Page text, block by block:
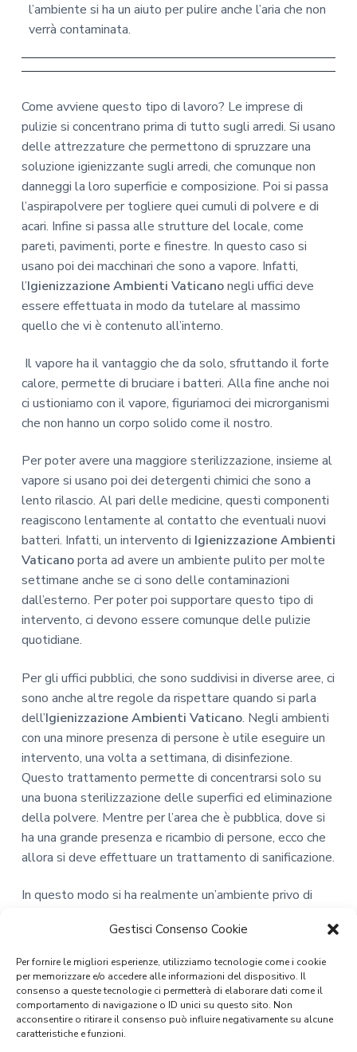
Gestisci Consenso Cookie
Per fornire le migliori esperienze, utilizziamo tecnologie come i cookie
per memorizzare e/o accedere alle informazioni del dispositivo. Il
consenso a queste tecnologie ci permetterà di elaborare dati come il
comportamento di navigazione o ID unici su questo sito. Non
acconsentire o ritirare il consenso può influire negativamente su alcune
caratteristiche e funzioni.
l’ambiente si ha un aiuto per pulire anche l’aria che non
verrà contaminata.
Come avviene questo tipo di lavoro? Le imprese di
pulizie si concentrano prima di tutto sugli arredi. Si usano
delle attrezzature che permettono di spruzzare una
soluzione igienizzante sugli arredi, che comunque non
danneggi la loro superficie e composizione. Poi si passa
l’aspirapolvere per togliere quei cumuli di polvere e di
acari. Infine si passa alle strutture del locale, come
pareti, pavimenti, porte e finestre. In questo caso si
usano poi dei macchinari che sono a vapore. Infatti,
l’Igienizzazione Ambienti Vaticanonegli uffici deve
essere effettuata in modo da tutelare al massimo
quello che vi è contenuto all’interno.
Il vapore ha il vantaggio che da solo, sfruttando il forte
calore, permette di bruciare i batteri. Alla fine anche noi
ci ustioniamo con il vapore, figuriamoci dei microrganismi
che non hanno un corpo solido come il nostro.
Per poter avere una maggiore sterilizzazione, insieme al
vapore si usano poi dei detergenti chimici che sono a
lento rilascio. Al pari delle medicine, questi componenti
reagiscono lentamente al contatto che eventuali nuovi
batteri. Infatti, un intervento di Igienizzazione Ambienti
Vaticanoporta ad avere un ambiente pulito per molte
settimane anche se ci sono delle contaminazioni
dall’esterno. Per poter poi supportare questo tipo di
intervento, ci devono essere comunque delle pulizie
quotidiane.
Per gli uffici pubblici, che sono suddivisi in diverse aree, ci
sono anche altre regole da rispettare quando si parla
dell’Igienizzazione Ambienti Vaticano. Negli ambienti
con una minore presenza di persone è utile eseguire un
intervento, una volta a settimana, di disinfezione.
Questo trattamento permette di concentrarsi solo su
una buona sterilizzazione delle superfici ed eliminazione
della polvere. Mentre per l’area che è pubblica, dove si
ha una grande presenza e ricambio di persone, ecco che
allora si deve effettuare un trattamento di sanificazione.
In questo modo si ha realmente un’ambiente privo di
comparsa o la proliferazione di quelli che possono
essere poi trasportati dall’esterno verso l’interno.
Attualmente, gli uffici pubblici che sono ancora attivi
sono le poste o le banche, istituti che accolgono utenti
che possono essere “contagiosi” o comunque infettati